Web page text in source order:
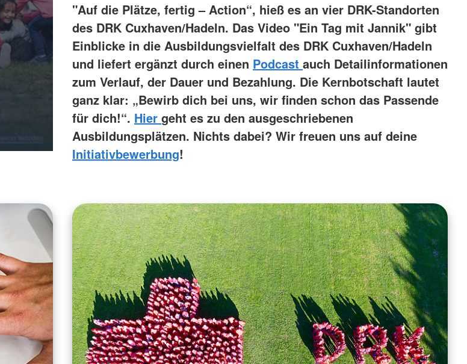
"Auf die Plätze, fertig – Action“, hieß es an vier DRK-Standorten
des DRK Cuxhaven/Hadeln. Das Video "Ein Tag mit Jannik" gibt
Einblicke in die Ausbildungsvielfalt des DRK Cuxhaven/Hadeln
und liefert ergänzt durch einen Podcast auch Detailinformationen
zum Verlauf, der Dauer und Bezahlung. Die Kernbotschaft lautet
ganz klar: „Bewirb dich bei uns, wir finden schon das Passende
für dich!“. Hier geht es zu den ausgeschriebenen
Ausbildungsplätzen. Nichts dabei? Wir freuen uns auf deine
Initiativbewerbung!